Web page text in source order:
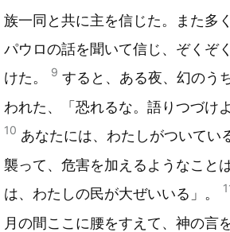
族一同と共に主を信じた。また多
パウロの話を聞いて信じ、ぞくぞ
けた。
9 すると、ある夜、幻のう
われた、「恐れるな。語りつづけ
10 あなたには、わたしがついてい
襲って、危害を加えるようなこと
は、わたしの民が大ぜいいる」。
月の間ここに腰をすえて、神の言